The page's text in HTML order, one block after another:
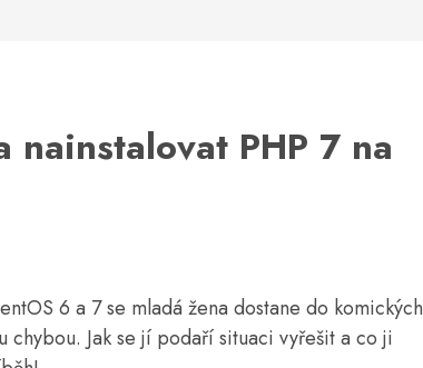
nainstalovat PHP 7 na
6 a 7 se mladá žena dostane do komických
Jak se jí podaří situaci vyřešit a co ji